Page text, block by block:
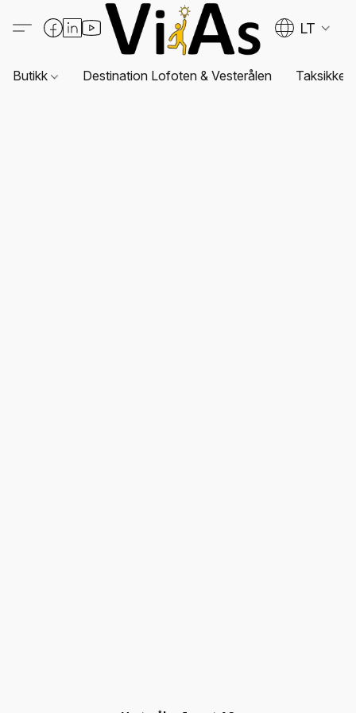
LT
Butikk Destination Lofoten & Vesterålen